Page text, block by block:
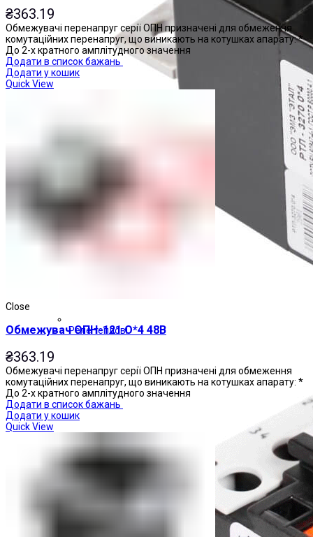
Реле теплові
₴363.19
Обмежувачі перенапруг серії ОПН призначені для обмеження
комутаційних перенапруг, що виникають на котушках апарату: *
До 2-х кратного амплітудного значення
Додати в список бажань
Додати у кошик
Quick View
Close
Обмежувач ОПН-121 О*4 48В
₴363.19
Обмежувачі перенапруг серії ОПН призначені для обмеження
комутаційних перенапруг, що виникають на котушках апарату: *
До 2-х кратного амплітудного значення
Додати в список бажань
Додати у кошик
Quick View